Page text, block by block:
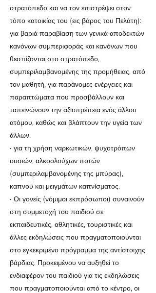
στρατόπεδο και να τον επιστρέψει στον
τόπο κατοικίας του (εις βάρος του Πελάτη):
για βαριά παραβίαση των γενικά αποδεκτών
κανόνων συμπεριφοράς και κανόνων που
θεσπίζονται στο στρατόπεδο,
συμπεριλαμβανομένης της προμήθειας, από
τον μαθητή, για παράνομες ενέργειες και
παραπτώματα που προσβάλλουν και
ταπεινώνουν την αξιοπρέπεια ενός άλλου
ατόμου, καθώς και βλάπτουν την υγεία των
άλλων.
• για τη χρήση ναρκωτικών, ψυχοτρόπων
ουσιών, αλκοολούχων ποτών
(συμπεριλαμβανομένης της μπύρας),
καπνού και μειγμάτων καπνίσματος.
• Οι γονείς (νόμιμοι εκπρόσωποι) συναινούν
στη συμμετοχή του παιδιού σε
εκπαιδευτικές, αθλητικές, τουριστικές και
άλλες εκδηλώσεις που πραγματοποιούνται
στο εγκεκριμένο πρόγραμμα της αντίστοιχης
βάρδιας. Προκειμένου να αυξηθεί το
ενδιαφέρον του παιδιού για τις εκδηλώσεις
που πραγματοποιούνται από το κέντρο, οι